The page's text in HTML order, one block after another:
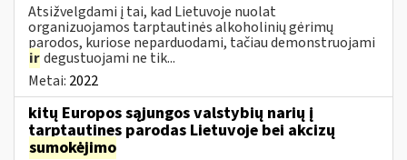
Atsižvelgdami į tai, kad Lietuvoje nuolat
organizuojamos tarptautinės alkoholinių gėrimų
parodos, kuriose neparduodami, tačiau demonstruojami
irdegustuojami ne tik...
Metai: 2022
kitų Europos sąjungos valstybių narių į
tarptautines parodas Lietuvoje bei akcizų
sumokėjimo